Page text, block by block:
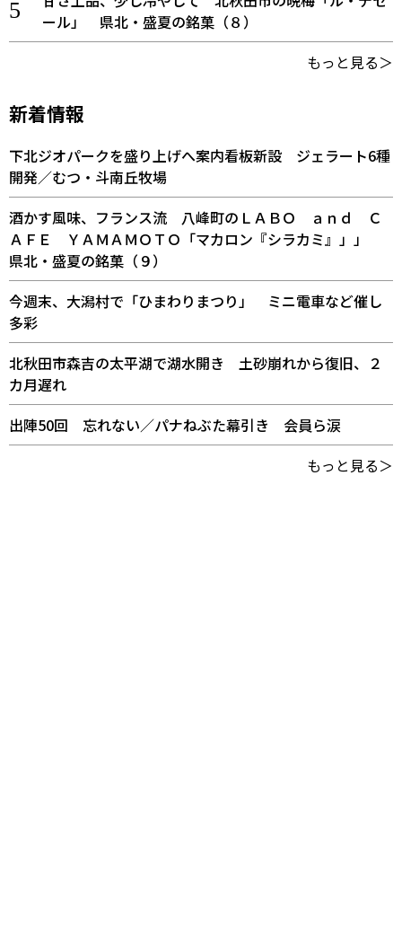
ール」 県北・盛夏の銘菓（８）
もっと見る＞
新着情報
下北ジオパークを盛り上げへ案内看板新設 ジェラート6種
開発／むつ・斗南丘牧場
酒かす風味、フランス流 八峰町のＬＡＢＯ ａｎｄ Ｃ
ＡＦＥ ＹＡＭＡＭＯＴＯ「マカロン『シラカミ』」」
県北・盛夏の銘菓（９）
今週末、大潟村で「ひまわりまつり」 ミニ電車など催し
多彩
北秋田市森吉の太平湖で湖水開き 土砂崩れから復旧、２
カ月遅れ
出陣50回 忘れない／パナねぶた幕引き 会員ら涙
もっと見る＞